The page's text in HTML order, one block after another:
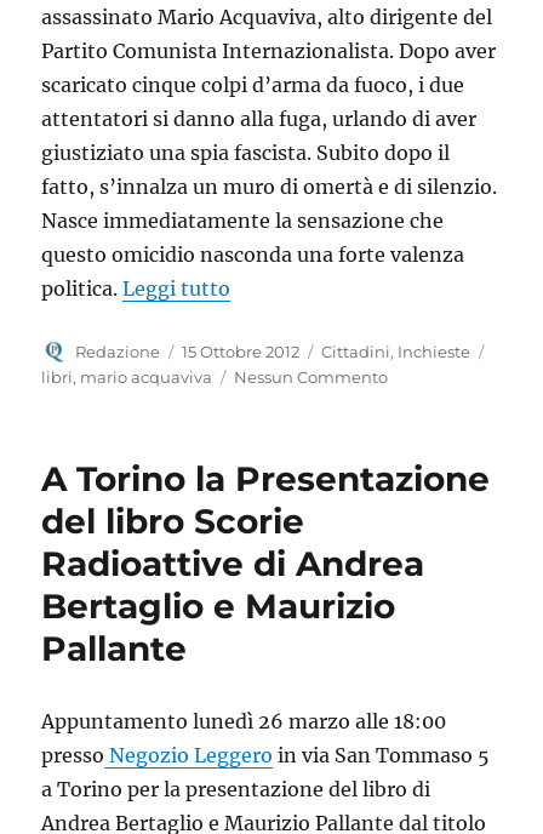
assassinato Mario Acquaviva, alto dirigente del
Partito Comunista Internazionalista. Dopo aver
scaricato cinque colpi d’arma da fuoco, i due
attentatori si danno alla fuga, urlando di aver
giustiziato una spia fascista. Subito dopo il
fatto, s’innalza un muro di omertà e di silenzio.
Nasce immediatamente la sensazione che
questo omicidio nasconda una forte valenza
politica.Leggi tutto
Autore
Redazione
Pubblicato
il
15 Ottobre 2012 Categorie
Cittadini, Inchieste
libri, mario acquaviva Nessun Commento
A Torino la Presentazione
del libro Scorie
Radioattive di Andrea
Bertaglio e Maurizio
Pallante
Appuntamento lunedì 26 marzo alle 18:00
presso Negozio Leggero in via San Tommaso 5
a Torino per la presentazione del libro di
Andrea Bertaglio e Maurizio Pallante dal titolo